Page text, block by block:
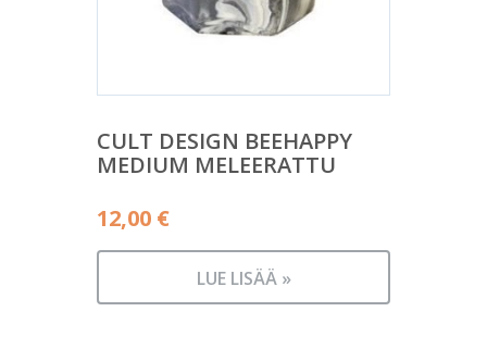
CULT DESIGN BEEHAPPY
MEDIUM MELEERATTU
12,00 €
LUE LISÄÄ »